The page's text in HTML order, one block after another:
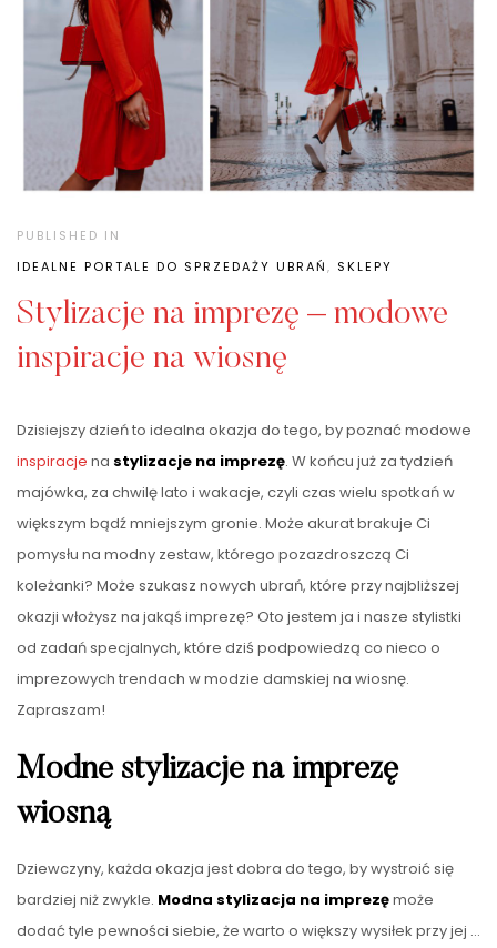
PUBLISHED IN
IDEALNE PORTALE DO SPRZEDAŻY UBRAŃ, SKLEPY
Stylizacje na imprezę – modowe
inspiracje na wiosnę
Dzisiejszy dzień to idealna okazja do tego, by poznać modowe
inspiracje na stylizacje na imprezę. W końcu już za tydzień
majówka, za chwilę lato i wakacje, czyli czas wielu spotkań w
większym bądź mniejszym gronie. Może akurat brakuje Ci
pomysłu na modny zestaw, którego pozazdroszczą Ci
koleżanki? Może szukasz nowych ubrań, które przy najbliższej
okazji włożysz na jakąś imprezę? Oto jestem ja i nasze stylistki
od zadań specjalnych, które dziś podpowiedzą co nieco o
imprezowych trendach w modzie damskiej na wiosnę.
Zapraszam!
Modne stylizacje na imprezę
wiosną
Dziewczyny, każda okazja jest dobra do tego, by wystroić się
bardziej niż zwykle. Modna stylizacja na imprezęmoże
dodać tyle pewności siebie, że warto o większy wysiłek przy jej …